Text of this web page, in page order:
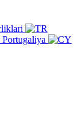
Portugaliya